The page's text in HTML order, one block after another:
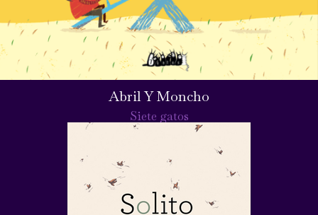
Abril Y Moncho
Siete gatos